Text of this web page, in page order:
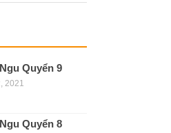
Quyển 9
2021
Quyển 8